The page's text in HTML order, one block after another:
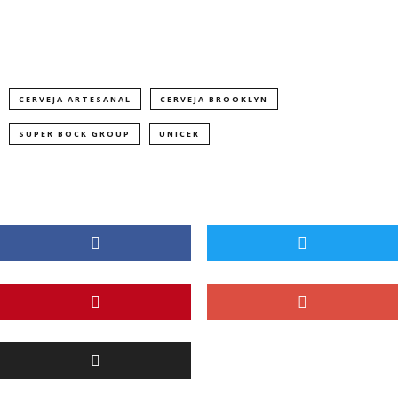
CERVEJA ARTESANAL CERVEJA BROOKLYN
SUPER BOCK GROUP UNICER